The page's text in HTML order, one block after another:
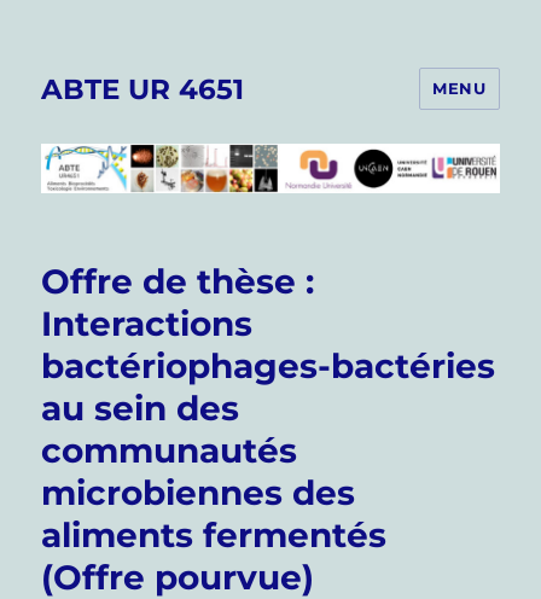
ABTE UR 4651 MENU
Offre de thèse :
Interactions
bactériophages-bactéries
au sein des
communautés
microbiennes des
aliments fermentés
(Offre pourvue)